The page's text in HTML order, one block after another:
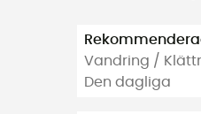
Vandring /
Den dagliga